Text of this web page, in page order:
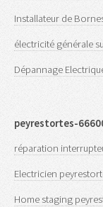
Installateur de
électricité générale
Dépannage
peyrestortes-
réparation
Electricien
Home staging